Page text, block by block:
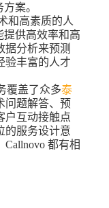
案。
和高素质的人
提供高效率和高
据分析来预测
验丰富的人才
覆盖了众多泰
问题解答、预
户互动接触点
的服务设计意
都有相